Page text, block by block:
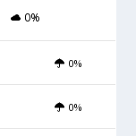
0%
0%
0%